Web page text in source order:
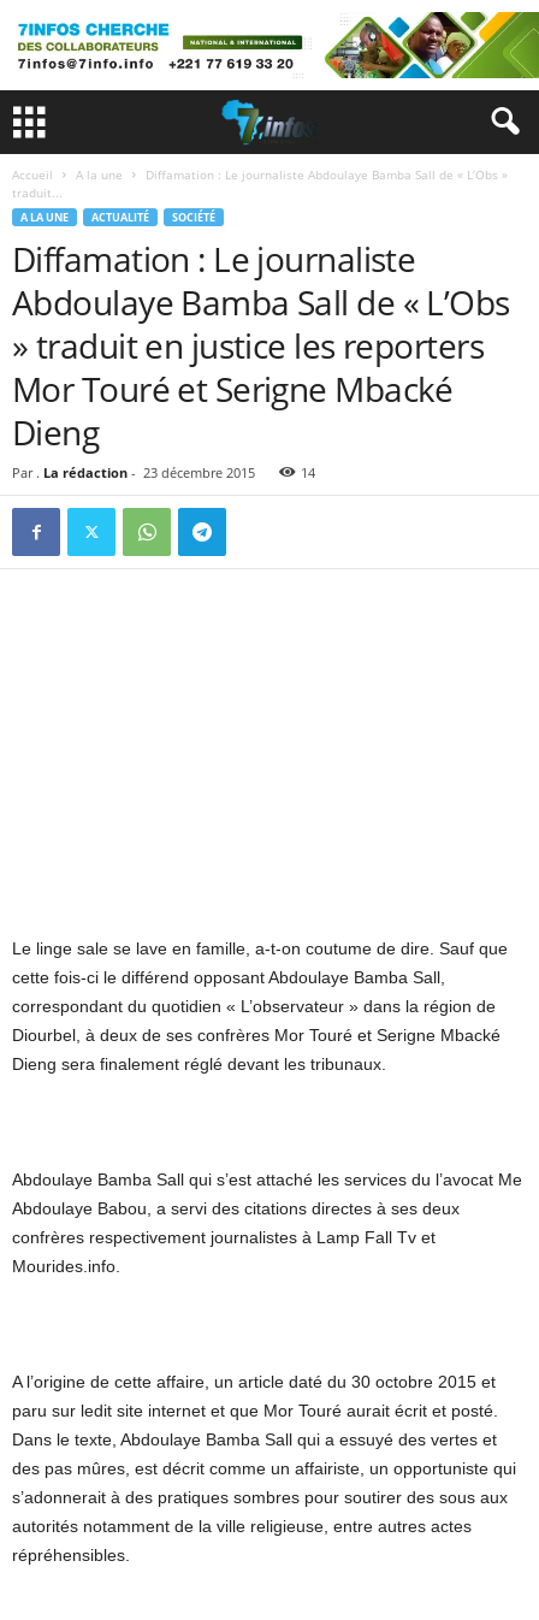
Accueil A la une
Diffamation : Le journaliste Abdoulaye Bamba Sall de « L’Obs »
traduit...
A LA UNE ACTUALITÉ SOCIÉTÉ
Diffamation : Le journaliste
Abdoulaye Bamba Sall de « L’Obs
» traduit en justice les reporters
Mor Touré et Serigne Mbacké
Dieng
Par . La rédaction - 23 décembre 2015 14
Le linge sale se lave en famille, a-t-on coutume de dire. Sauf que
cette fois-ci le différend opposant Abdoulaye Bamba Sall,
correspondant du quotidien « L’observateur » dans la région de
Diourbel, à deux de ses confrères Mor Touré et Serigne Mbacké
Dieng sera finalement réglé devant les tribunaux.
Abdoulaye Bamba Sall qui s’est attaché les services du l’avocat Me
Abdoulaye Babou, a servi des citations directes à ses deux
confrères respectivement journalistes à Lamp Fall Tv et
Mourides.info.
A l’origine de cette affaire, un article daté du 30 octobre 2015 et
paru sur ledit site internet et que Mor Touré aurait écrit et posté.
Dans le texte, Abdoulaye Bamba Sall qui a essuyé des vertes et
des pas mûres, est décrit comme un affairiste, un opportuniste qui
s’adonnerait à des pratiques sombres pour soutirer des sous aux
autorités notamment de la ville religieuse, entre autres actes
répréhensibles.